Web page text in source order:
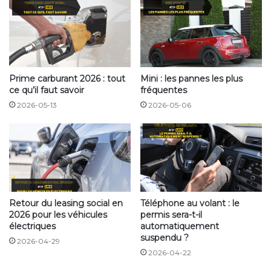
sanctionnée plus sévèrement avec un retrait de 8
points, au lieu des 6 actuels.
L’évaluation des inaptitudes à la
conduite
En cas d’inaptitude due à des problèmes médicaux, le
gouvernement envisage de suspendre le permis de
conduire temporairement, en attendant une
évaluation médicale. De plus, les préfets auront le
pouvoir de suspendre un permis avec l’obligation de
consulter un médecin agréé. La décision de restituer
ou non le permis dépendra des résultats de cette
évaluation.
Requalification en homicide et
Prime carburant 2026 : tout
ce qu’il faut savoir
2026-05-13
Mini : les pannes les plus
fréquentes
2026-05-06
Retour du leasing social en
2026 pour les véhicules
électriques
2026-04-29
Téléphone au volant : le
permis sera-t-il
automatiquement
suspendu ?
2026-04-22